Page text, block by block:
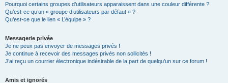
Pourquoi certains groupes d’utilisateurs apparaissent dans une couleur différente ?
Qu’est-ce qu’un « groupe d’utilisateurs par défaut » ?
Qu’est-ce que le lien « L’équipe » ?
Messagerie privée
Je ne peux pas envoyer de messages privés !
Je continue à recevoir des messages privés non sollicités !
J’ai reçu un courrier électronique indésirable de la part de quelqu’un sur ce forum !
Amis et ignorés